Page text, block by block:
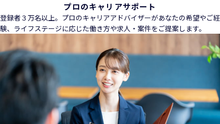
プロのキャリアサポート
登録者３万名以上。プロのキャリアアドバイザーがあなたの希望やご経
験、ライフステージに応じた働き方や求人・案件をご提案します。